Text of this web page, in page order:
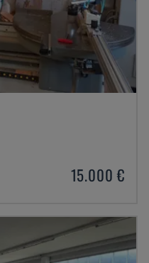
15.000 €